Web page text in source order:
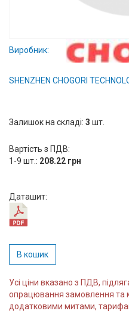
авторизація
Контакти
Тех.
Виробник:
SHENZHEN CHOGORI
Залишок на складі: 3 шт.
Вартість з ПДВ:
1-9 шт.: 208.22 грн
Даташит:
В кошик
Усі ціни вказано з ПДВ,
опрацювання замовлення та
додатковими митами,